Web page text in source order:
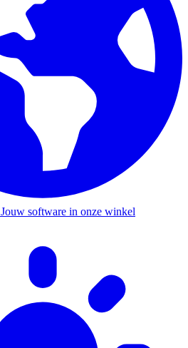
Jouw software in onze winkel